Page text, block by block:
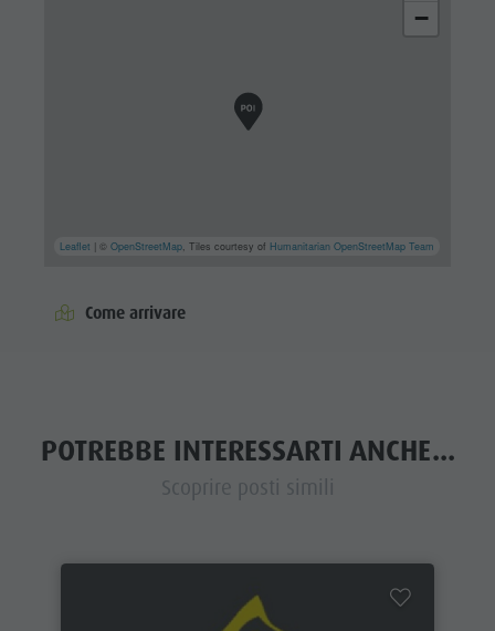
−
Leaflet | ©OpenStreetMap, Tiles courtesy of Humanitarian OpenStreetMap Team
Come arrivare
POTREBBE INTERESSARTI ANCHE...
Scoprire posti simili